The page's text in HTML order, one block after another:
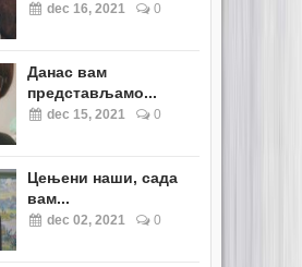
dec 16, 2021 0
Данас вам
представљамо...
dec 15, 2021 0
Цењени наши, сада
вам...
dec 02, 2021 0